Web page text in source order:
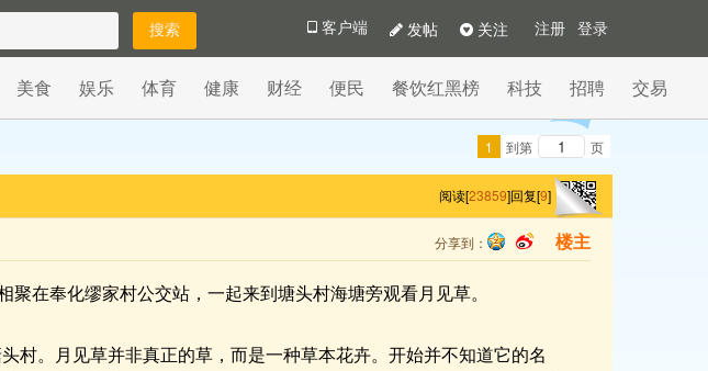
注册 登录
关注
发帖
客户端
美食 娱乐 体育 健康 财经 便民 餐饮红黑榜 科技 招聘 交易
1 到第 页
阅读[23859]回复[9]
楼主
分享到：
qq
sina
在奉化缪家村公交站，一起来到塘头村海塘旁观看月见草。
村。月见草并非真正的草，而是一种草本花卉。开始并不知道它的名